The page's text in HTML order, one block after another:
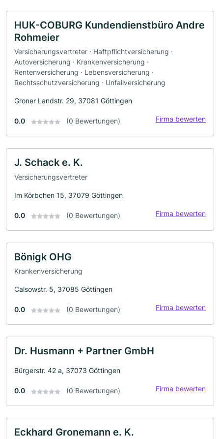
HUK-COBURG Kundendienstbüro Andre
Rohmeier
Versicherungsvertreter · Haftpflichtversicherung ·
Autoversicherung · Krankenversicherung ·
Rentenversicherung · Lebensversicherung ·
Rechtsschutzversicherung · Unfallversicherung
Groner Landstr. 29, 37081 Göttingen
0.0 (0 Bewertungen) Firma bewerten
J. Schack e. K.
Versicherungsvertreter
Im Körbchen 15, 37079 Göttingen
0.0 (0 Bewertungen) Firma bewerten
Bönigk OHG
Krankenversicherung
Calsowstr. 5, 37085 Göttingen
0.0 (0 Bewertungen) Firma bewerten
Dr. Husmann + Partner GmbH
Bürgerstr. 42 a, 37073 Göttingen
0.0 (0 Bewertungen) Firma bewerten
Eckhard Gronemann e. K.